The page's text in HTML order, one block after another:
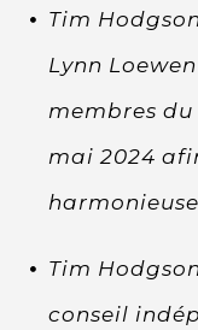
Tim
Lynn
membres
mai 2024
harmonieuse
Tim
conseil